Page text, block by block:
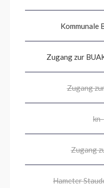
Kommunale
Zugang zur
Zugang
Zugang
Hameter